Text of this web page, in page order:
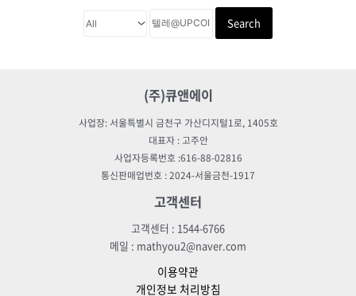
Search
(주)큐앤에이
사업장: 서울특별시 금천구 가산디지털1로, 1405호
대표자 : 고주안
사업자등록번호 :616-88-02816
통신판매업번호 : 2024-서울금천-1917
고객센터
고객센터 : 1544-6766
메일 : mathyou2@naver.com
이용약관
개인정보 처리방침